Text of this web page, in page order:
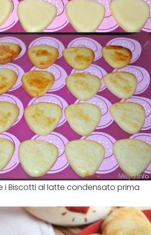
i Biscotti al latte condensato prima